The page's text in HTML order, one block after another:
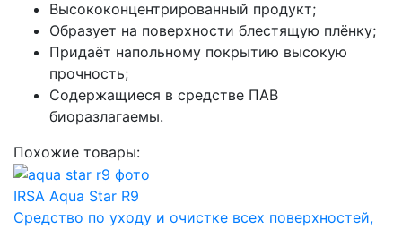
Высококонцентрированный продукт;
Образует на поверхности блестящую плёнку;
Придаёт напольному покрытию высокую
прочность;
Содержащиеся в средстве ПАВ
биоразлагаемы.
Похожие товары:
IRSA Aqua Star R9
Средство по уходу и очистке всех поверхностей,